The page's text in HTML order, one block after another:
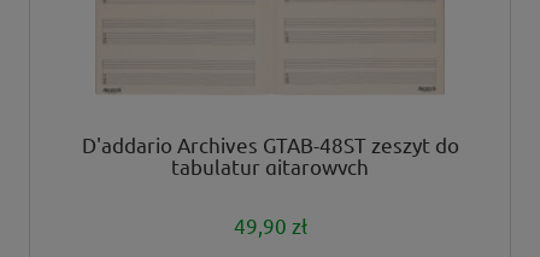
D'addario Archives GTAB-48ST zeszyt do
tabulatur gitarowych
49,90 zł